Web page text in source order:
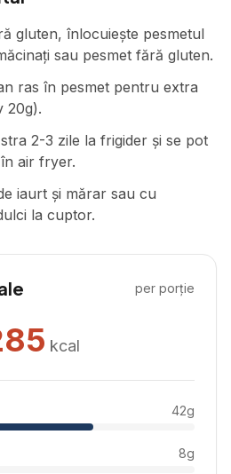
gluten, înlocuiește pesmetul
sau pesmet fără gluten.
ras în pesmet pentru extra
20g).
2-3 zile la frigider și se pot
air fryer.
iaurt și mărar sau cu
la cuptor.
per porție
kcal
42g
8g